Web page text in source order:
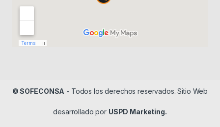
© SOFECONSA - Todos los derechos reservados. Sitio Web
desarrollado por USPD Marketing.